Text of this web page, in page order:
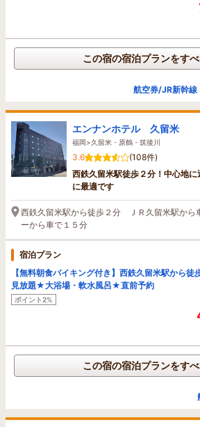
この宿の宿泊プランをす
航空券/JR新幹線
エンナンホテル 久留米
福岡>久留米・原鶴・筑後川
3.6
(108件)
西鉄久留米駅徒歩２分！中心地
に最適です
西鉄久留米駅から徒歩２分 ＪＲ久留米駅か
ーから車で１５分
宿泊プラン
【無料朝食バイキング付き】西鉄久留米駅から
見放題★大浴場・軟水風呂★直前予約
ポイント2%
この宿の宿泊プランをす